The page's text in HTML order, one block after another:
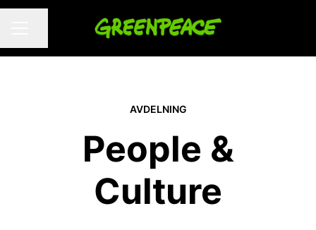
AVDELNING
People &
Culture